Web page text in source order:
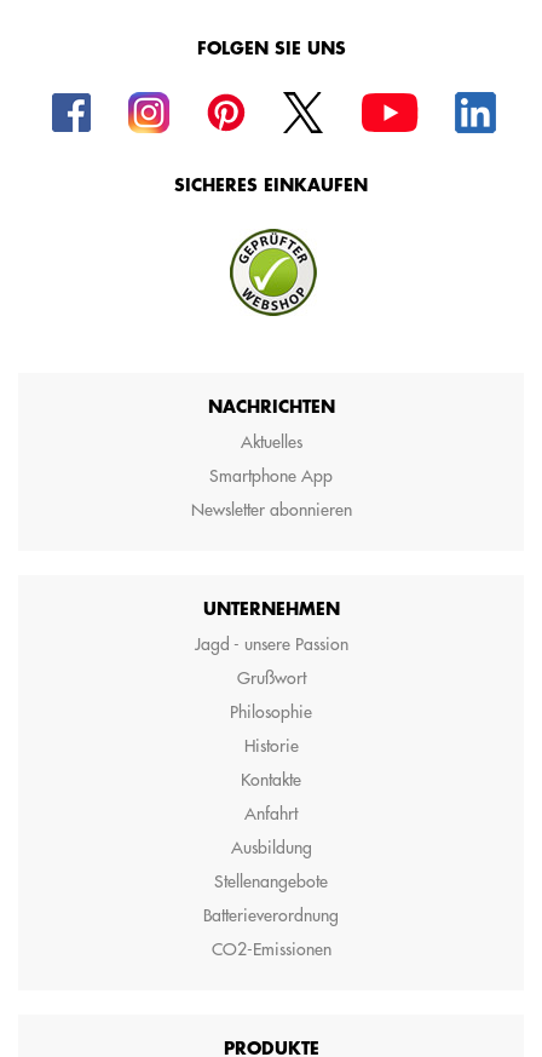
FOLGEN SIE UNS
SICHERES EINKAUFEN
NACHRICHTEN
Aktuelles
Smartphone App
Newsletter abonnieren
UNTERNEHMEN
Jagd - unsere Passion
Grußwort
Philosophie
Historie
Kontakte
Anfahrt
Ausbildung
Stellenangebote
Batterieverordnung
CO2-Emissionen
PRODUKTE